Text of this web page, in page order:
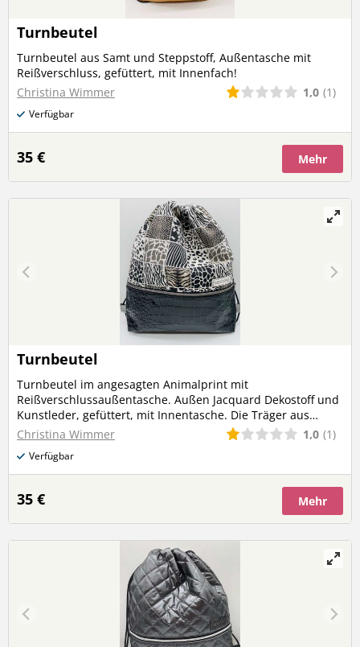
Turnbeutel
Turnbeutel aus Samt und Steppstoff, Außentasche mit
Reißverschluss, gefüttert, mit Innenfach!
Christina Wimmer
1,0 (1)
Verfügbar
35 € Mehr
Turnbeutel
Turnbeutel im angesagten Animalprint mit
Reißverschlussaußentasche. Außen Jacquard Dekostoff und
Kunstleder, gefüttert, mit Innentasche. Die Träger aus
weicher Baumwollkordel kannst du dir ganz einfach selbst
kürzen!
Christina Wimmer 1,0 (1)
Verfügbar
35 € Mehr